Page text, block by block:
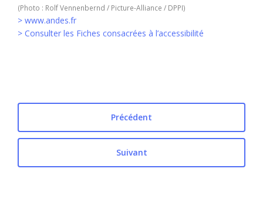
(Photo : Rolf Vennenbernd / Picture-Alliance / DPPI)
> www.andes.fr
> Consulter les Fiches consacrées à l’accessibilité
Précédent
Suivant